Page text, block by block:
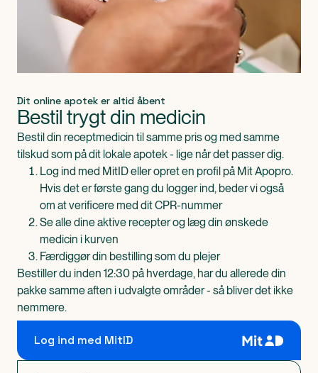
Dit online apotek er altid åbent
Bestil trygt din medicin
Bestil din receptmedicin til samme pris og med samme
tilskud som på dit lokale apotek - lige når det passer dig.
Log ind med MitID eller opret en profil på Mit Apopro.
Hvis det er første gang du logger ind, beder vi også
om at verificere med dit CPR-nummer
Se alle dine aktive recepter og læg din ønskede
medicin i kurven
Færdiggør din bestilling som du plejer
Bestiller du inden 12:30 på hverdage, har du allerede din
pakke samme aften i udvalgte områder - så bliver det ikke
nemmere.
Log ind med MitID